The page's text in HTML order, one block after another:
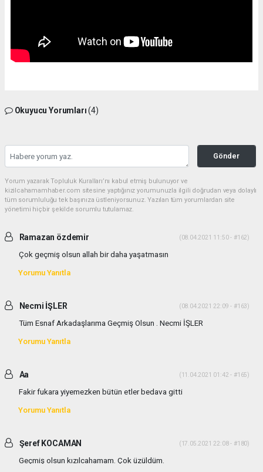
Okuyucu Yorumları(4)
Gönder
Yorum yazarak Topluluk Kuralları’nı kabul etmiş bulunuyor ve
kizilcahamamhaber.com sitesine yaptığınız yorumunuzla ilgili doğrudan veya dolaylı
tüm sorumluluğu tek başınıza üstleniyorsunuz. Yazılan tüm yorumlardan site
yönetimi hiçbir şekilde sorumlu tutulamaz.
Ramazan özdemir (08.04.2021 11:50 - #162)
Çok geçmiş olsun allah bir daha yaşatmasın
Yorumu Yanıtla
Necmi İŞLER (08.04.2021 22:09 - #163)
Tüm Esnaf Arkadaşlarıma Geçmiş Olsun . Necmi İŞLER
Yorumu Yanıtla
Aa (11.04.2021 01:42 - #165)
Fakir fukara yiyemezken bütün etler bedava gitti
Yorumu Yanıtla
Şeref KOCAMAN (17.05.2021 22:08 - #180)
Geçmiş olsun kızılcahamam. Çok üzüldüm.